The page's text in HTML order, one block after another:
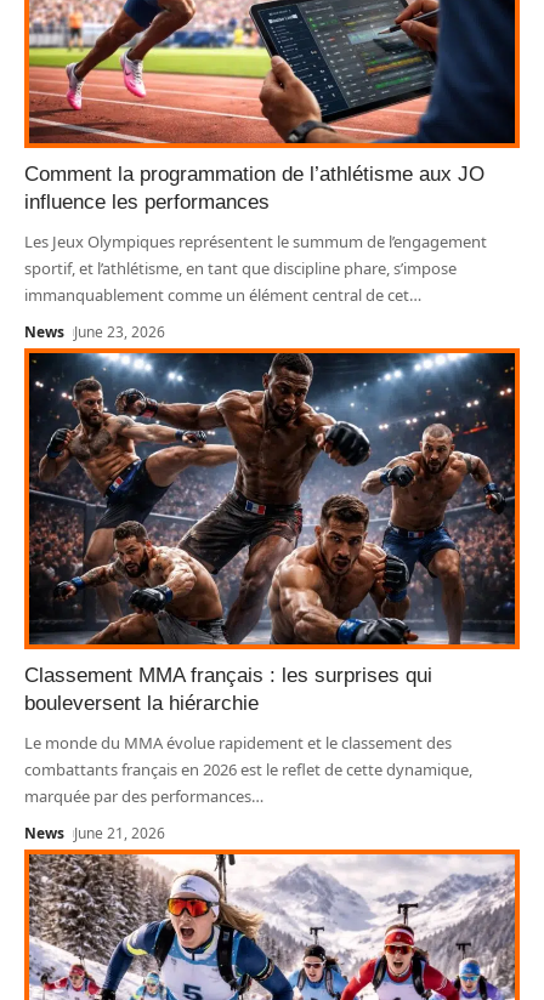
Comment la programmation de l’athlétisme aux JO
influence les performances
Les Jeux Olympiques représentent le summum de l’engagement
sportif, et l’athlétisme, en tant que discipline phare, s’impose
immanquablement comme un élément central de cet…
News June 23, 2026
Classement MMA français : les surprises qui
bouleversent la hiérarchie
Le monde du MMA évolue rapidement et le classement des
combattants français en 2026 est le reflet de cette dynamique,
marquée par des performances…
News June 21, 2026